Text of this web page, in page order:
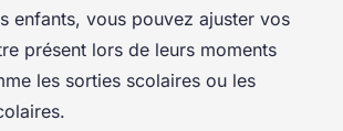
enfants, vous pouvez ajuster vos
présent lors de leurs moments
les sorties scolaires ou les